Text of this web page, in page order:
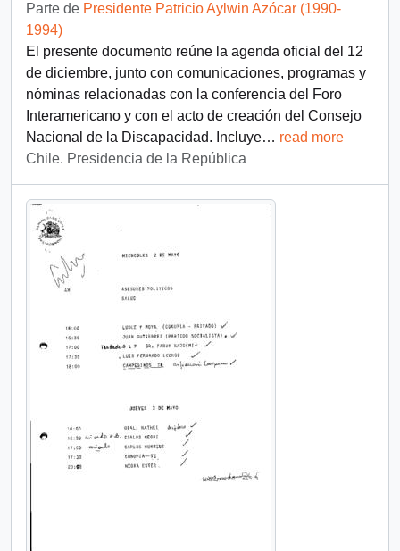
Parte de Presidente Patricio Aylwin Azócar (1990-
1994)
El presente documento reúne la agenda oficial del 12
de diciembre, junto con comunicaciones, programas y
nóminas relacionadas con la conferencia del Foro
Interamericano y con el acto de creación del Consejo
Nacional de la Discapacidad. Incluye… read more
Chile. Presidencia de la República